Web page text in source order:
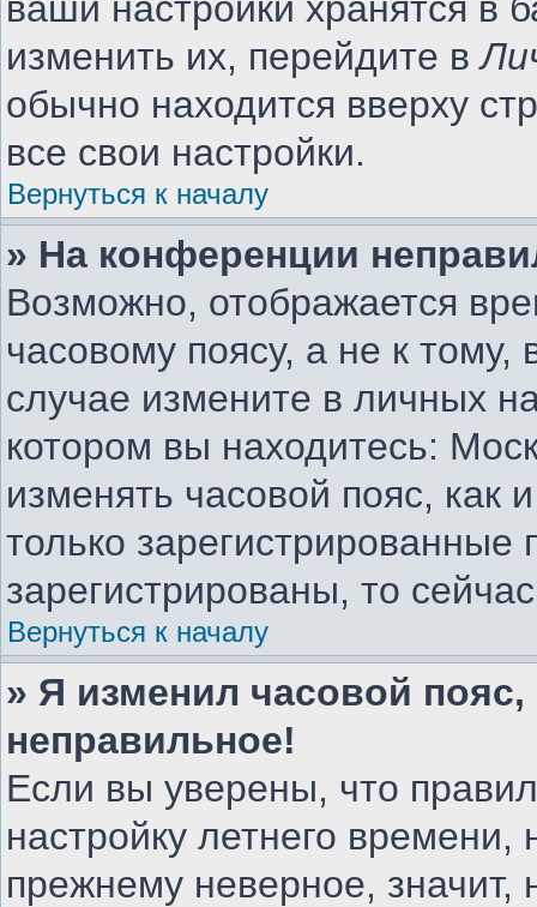
изменить их, перейдите в
обычно находится вверху
все свои настройки.
Вернуться к началу
» На конференции
Возможно, отображается
часовому поясу, а не к
случае измените в личных
котором вы находитесь:
изменять часовой пояс, как
только
зарегистрированы, то
Вернуться к началу
» Я изменил часовой
неправильное!
Если вы уверены, что
настройку летнего
прежнему неверное, значит,